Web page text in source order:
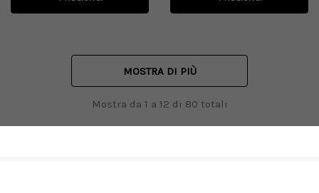
MOSTRA DI PIÙ
Mostra da 1 a 12 di 80 totali